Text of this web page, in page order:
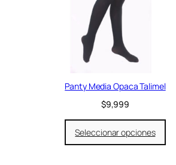
Panty Media Opaca Talimel
$9,999
Seleccionar opciones